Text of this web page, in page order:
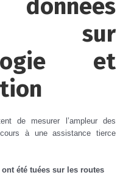
données
sur
et
de mesurer l’ampleur des
à une assistance tierce
été tuées sur les routes